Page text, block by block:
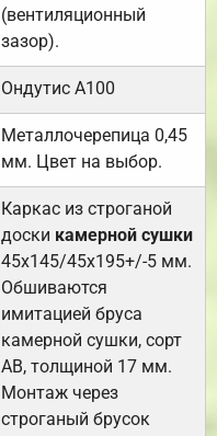
(вентиляционный
зазор).
Ондутис А100
Металлочерепица 0,45
мм. Цвет на выбор.
Каркас из строганой
доски камерной сушки
45х145/45х195+/-5 мм.
Обшиваются
имитацией бруса
камерной сушки, сорт
АВ, толщиной 17 мм.
Монтаж через
строганый брусок